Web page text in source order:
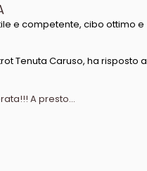
e competente, cibo ottimo e
Tenuta Caruso, ha risposto a
A presto...